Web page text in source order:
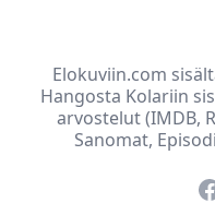
Elokuviin.com
Hangosta Kolariin
arvostelut (IMDB,
Sanomat,